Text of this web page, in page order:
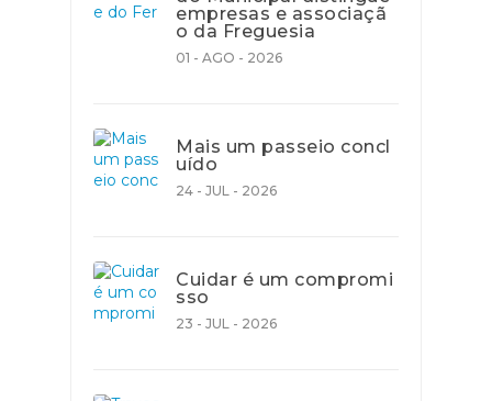
empresas e associaçã
o da Freguesia
01 - AGO - 2026
Mais um passeio concl
uído
24 - JUL - 2026
Cuidar é um compromi
sso
23 - JUL - 2026